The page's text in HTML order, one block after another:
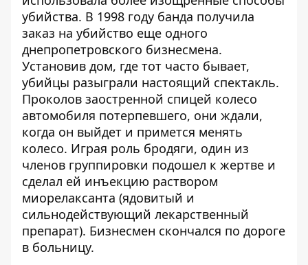
убийства. В 1998 году банда получила
заказ на убийство еще одного
днепропетровского бизнесмена.
Установив дом, где тот часто бывает,
убийцы разыграли настоящий спектакль.
Проколов заостренной спицей колесо
автомобиля потерпевшего, они ждали,
когда он выйдет и примется менять
колесо. Играя роль бродяги, один из
членов группировки подошел к жертве и
сделал ей инъекцию раствором
миорелаксанта (ядовитый и
сильнодействующий лекарственный
препарат). Бизнесмен скончался по дороге
в больницу.